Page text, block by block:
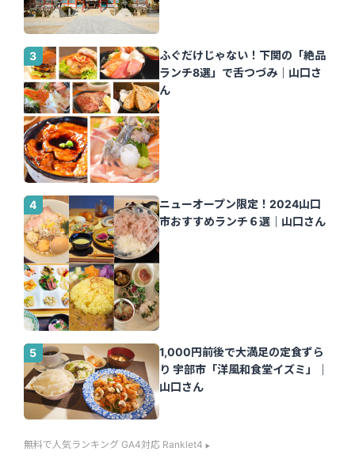
ふぐだけじゃない！下関の「絶品
ランチ8選」で舌つづみ｜山口さ
ん
ニューオープン限定！2024山口
市おすすめランチ６選｜山口さん
1,000円前後で大満足の定食ずら
り 宇部市「洋風和食堂イズミ」｜
山口さん
無料で人気ランキング GA4対応 Ranklet4